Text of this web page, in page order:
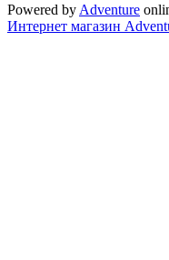
Powered by Adventure
Интернет магазин